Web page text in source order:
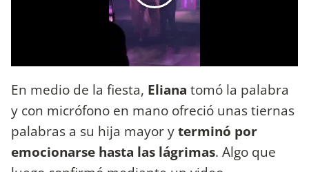
En medio de la fiesta, Eliana tomó la palabra
y con micrófono en mano ofreció unas tiernas
palabras a su hija mayor yterminó por
emocionarse hasta las lágrimas. Algo que